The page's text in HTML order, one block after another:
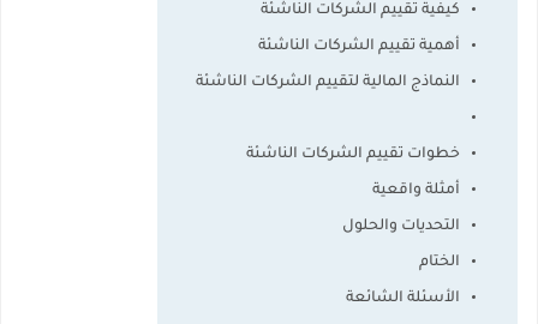
كيفية تقييم الشركات الناشئة
أهمية تقييم الشركات الناشئة
النماذج المالية لتقييم الشركات الناشئة
خطوات تقييم الشركات الناشئة
أمثلة واقعية
التحديات والحلول
الختام
الأسئلة الشائعة